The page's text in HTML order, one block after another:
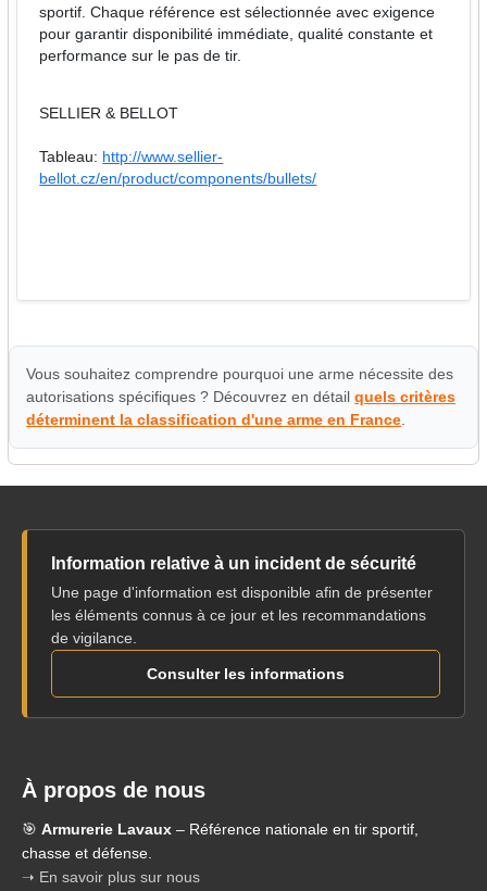
sportif. Chaque référence est sélectionnée avec exigence
pour garantir disponibilité immédiate, qualité constante et
performance sur le pas de tir.
SELLIER & BELLOT
Tableau: http://www.sellier-
bellot.cz/en/product/components/bullets/
Vous souhaitez comprendre pourquoi une arme nécessite des
autorisations spécifiques ? Découvrez en détailquels critères
déterminent la classification d'une arme en France.
Information relative à un incident de sécurité
Une page d'information est disponible afin de présenter
les éléments connus à ce jour et les recommandations
de vigilance.
Consulter les informations
À propos de nous
🎯 Armurerie Lavaux – Référence nationale en tir sportif,
chasse et défense.
➝ En savoir plus sur nous